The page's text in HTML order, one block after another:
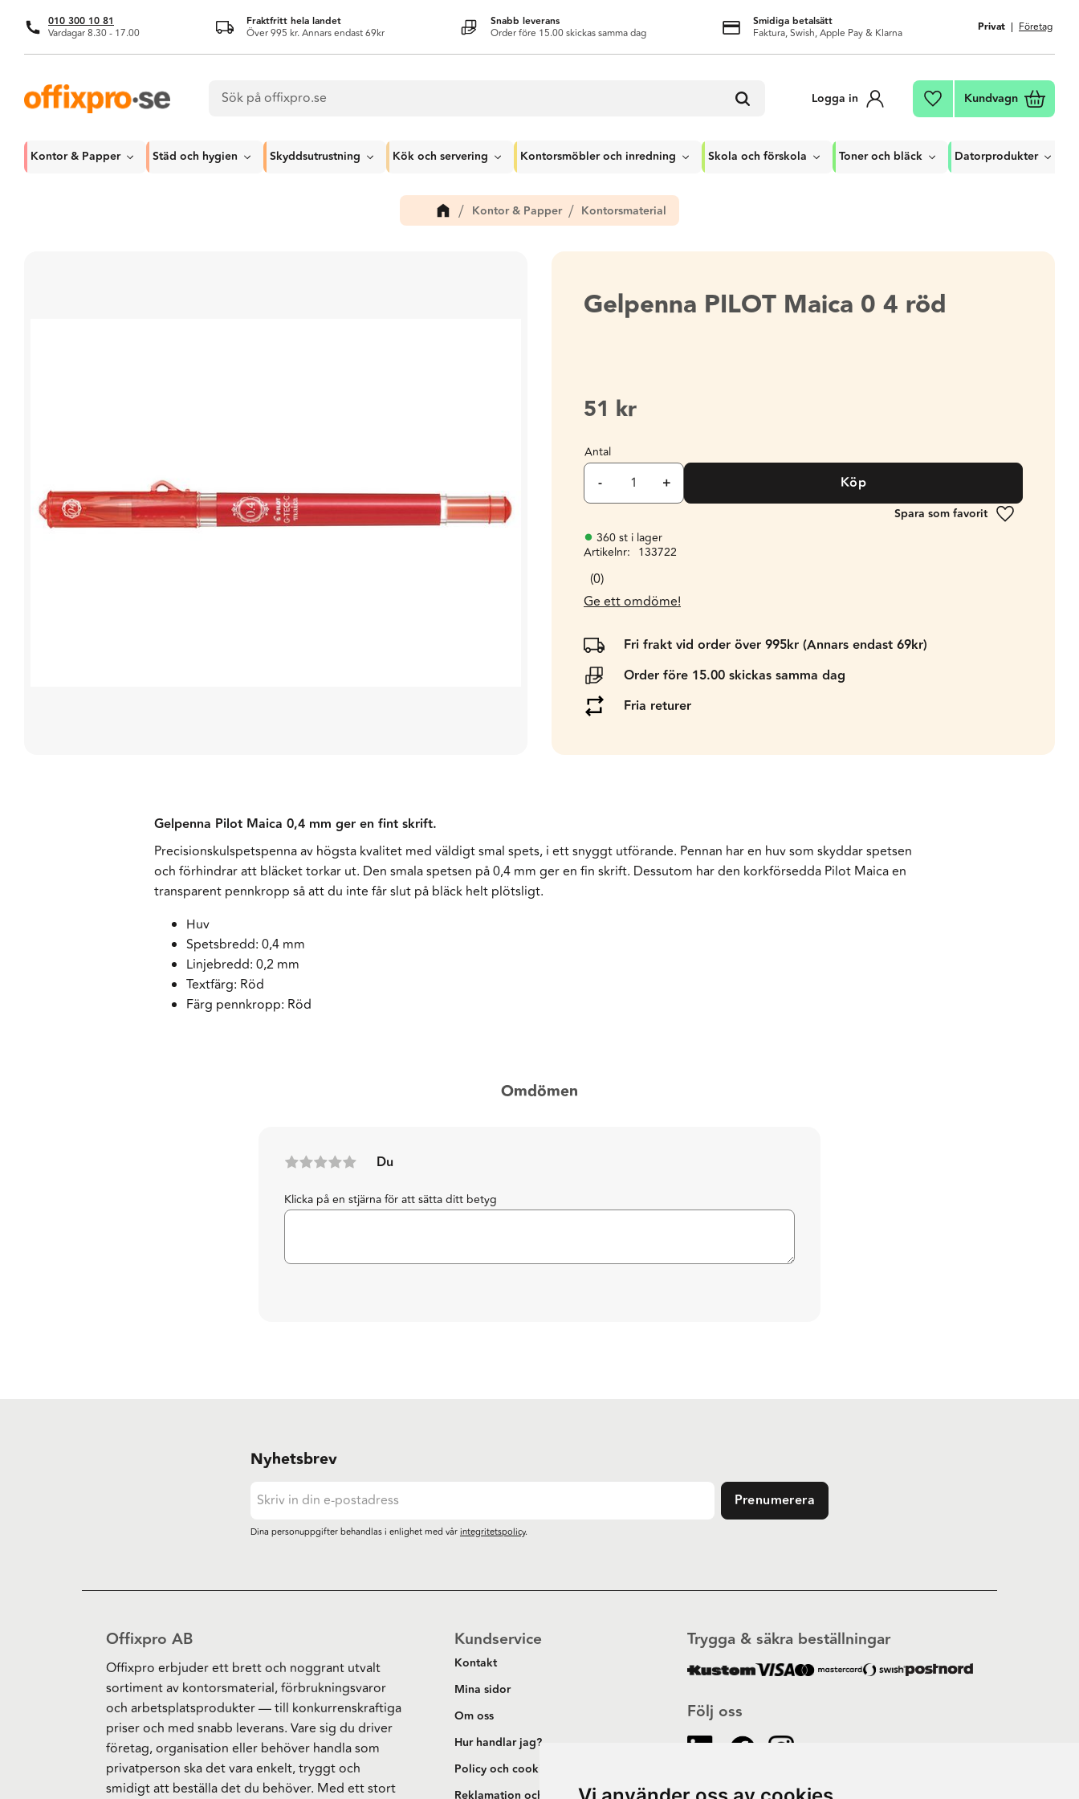
010 300 10 81
Vardagar 8.30 - 17.00
Fraktfritt hela landet
Över 995 kr. Annars endast 69kr
Snabb leverans
Order före 15.00 skickas samma dag
Smidiga betalsätt
Faktura, Swish, Apple Pay & Klarna Privat Företag
Logga in Favoriter
Kundvagn
Kontor & Papper Städ och hygien Skyddsutrustning Kök och servering Kontorsmöbler och inredning Skola och förskola Toner och bläck Datorprodukter
Kontor & Papper Kontorsmaterial
Gelpenna PILOT Maica 0 4 röd
51 kr
Antal
+
- Köp
Lägg till i
360 st i lager
Artikelnr
133722
0
Ge ett omdöme!
Fri frakt vid order över 995kr (Annars endast 69kr)
Order före 15.00 skickas samma dag
Fria returer
Gelpenna Pilot Maica 0,4 mm ger en fint skrift.
Precisionskulspetspenna av högsta kvalitet med väldigt smal spets, i ett snyggt utförande. Pennan har en huv som skyddar spetsen
och förhindrar att bläcket torkar ut. Den smala spetsen på 0,4 mm ger en fin skrift. Dessutom har den korkförsedda Pilot Maica en
transparent pennkropp så att du inte får slut på bläck helt plötsligt.
Huv
Spetsbredd: 0,4 mm
Linjebredd: 0,2 mm
Textfärg: Röd
Färg pennkropp: Röd
Omdömen
Du
Klicka på en stjärna för att sätta ditt betyg
Nyhetsbrev
Prenumerera
Dina personuppgifter behandlas i enlighet med vårintegritetspolicy.
Offixpro AB
Offixpro erbjuder ett brett och noggrant utvalt
sortiment av kontorsmaterial, förbrukningsvaror
och arbetsplatsprodukter — till konkurrenskraftiga
priser och med snabb leverans. Vare sig du driver
företag, organisation eller behöver handla som
privatperson ska det vara enkelt, tryggt och
smidigt att beställa det du behöver. Med ett stort
Kundservice
Kontakt
Mina sidor
Om oss
Hur handlar jag?
Policy och cookies
Följ oss
Trygga & säkra beställningar